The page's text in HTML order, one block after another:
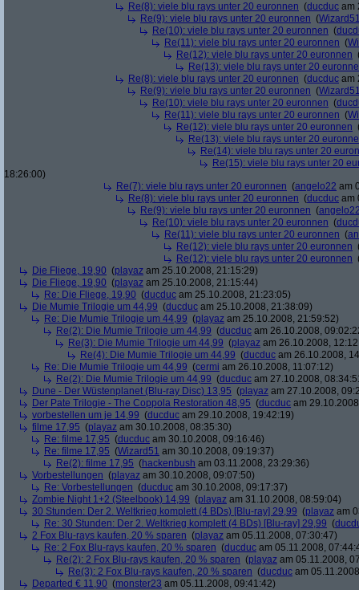
Re(8): viele blu rays unter 20 euronnen (ducduc am
Re(9): viele blu rays unter 20 euronnen (
Re(10): viele blu rays unter 20 euronnen (
Re(11): viele blu rays unter 20 euronnen (
Re(12): viele blu rays unter 20 euronnen
Re(13): viele blu rays unter 20
Re(8): viele blu rays unter 20 euronnen (ducduc am
Re(9): viele blu rays unter 20 euronnen (
Re(10): viele blu rays unter 20 euronnen (
Re(11): viele blu rays unter 20 euronnen (
Re(12): viele blu rays unter 20 euronnen
Re(13): viele blu rays unter 20
Re(14): viele blu rays unter 20
Re(15): viele blu rays unter 20
18:26:00)
Re(7): viele blu rays unter 20 euronnen (angelo22 am
Re(8): viele blu rays unter 20 euronnen (ducduc am
Re(9): viele blu rays unter 20 euronnen (
Re(10): viele blu rays unter 20 euronnen (
Re(11): viele blu rays unter 20 euronnen (
Re(12): viele blu rays unter 20 euronnen
Re(12): viele blu rays unter 20 euronnen
Die Fliege, 19,90 (playaz am 25.10.2008, 21:15:29)
Die Fliege, 19,90 (playaz am 25.10.2008, 21:15:44)
Re: Die Fliege, 19,90 (ducduc am 25.10.2008, 21:23:05)
Die Mumie Trilogie um 44,99 (ducduc am 25.10.2008, 21:38:09)
Re: Die Mumie Trilogie um 44,99 (playaz am 25.10.2008, 21:59:52)
Re(2): Die Mumie Trilogie um 44,99 (ducduc am 26.10.2008,
Re(3): Die Mumie Trilogie um 44,99 (playaz am 26.10.2008,
Re(4): Die Mumie Trilogie um 44,99 (ducduc am 26.10.2008,
Re: Die Mumie Trilogie um 44,99 (cermi am 26.10.2008, 11:07:12)
Re(2): Die Mumie Trilogie um 44,99 (ducduc am 27.10.2008,
Dune - Der Wüstenplanet (Blu-ray Disc) 13,95 (playaz am 27.10.2008,
Der Pate Trilogie - The Coppola Restoration 48,95 (ducduc am
vorbestellen um je 14,99 (ducduc am 29.10.2008, 19:42:19)
filme 17,95 (playaz am 30.10.2008, 08:35:30)
Re: filme 17,95 (ducduc am 30.10.2008, 09:16:46)
Re: filme 17,95 (Wizard51 am 30.10.2008, 09:19:37)
Re(2): filme 17,95 (hackenbush am 03.11.2008, 23:29:36)
Vorbestellungen (playaz am 30.10.2008, 09:07:50)
Re: Vorbestellungen (ducduc am 30.10.2008, 09:17:37)
Zombie Night 1+2 (Steelbook) 14,99 (playaz am 31.10.2008, 08:59:04)
30 Stunden: Der 2. Weltkrieg komplett (4 BDs) [Blu-ray] 29,99 (playaz am
Re: 30 Stunden: Der 2. Weltkrieg komplett (4 BDs) [Blu-ray] 29,99 (
2 Fox Blu-rays kaufen, 20 % sparen (playaz am 05.11.2008, 07:30:47)
Re: 2 Fox Blu-rays kaufen, 20 % sparen (ducduc am 05.11.2008,
Re(2): 2 Fox Blu-rays kaufen, 20 % sparen (playaz am 05.11.2008,
Re(3): 2 Fox Blu-rays kaufen, 20 % sparen (ducduc am
Departed € 11,90 (monster23 am 05.11.2008, 09:41:42)